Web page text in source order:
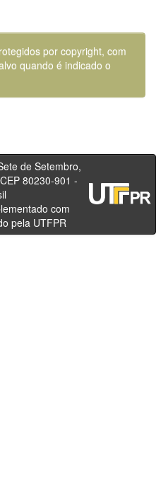
por copyright, com
quando é indicado o
Setembro,
80230-901 -
- Brasil
com
pela UTFPR